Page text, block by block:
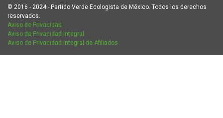
© 2016 - 2024 - Partido Verde Ecologista de México. Todos los derechos
reservados.
Aviso de Privacidad
Aviso de Privacidad Integral
Aviso de Privacidad Integral de Afiliados